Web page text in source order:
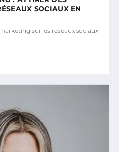
SOCIAUX EN
sur les réseaux sociaux